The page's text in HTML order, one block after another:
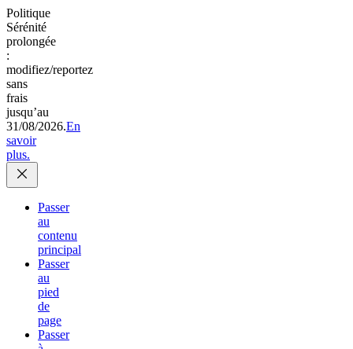
Politique
Sérénité
prolongée
:
modifiez/reportez
sans
frais
jusqu’au
31/08/2026.En
savoir
plus.
Passer
au
contenu
principal
Passer
au
pied
de
page
Passer